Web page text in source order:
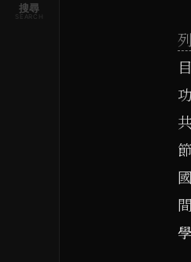
搜尋
SEARCH